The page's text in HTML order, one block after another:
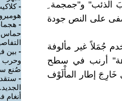
الذئب" و"جمجمة
على النص جودة
جُمَلاً غير مألوفة
أرنب في سطح
خَارِجَ إطار المأْلَوْف
-
-
- بين
وحرب
صُنع
-
أنغام